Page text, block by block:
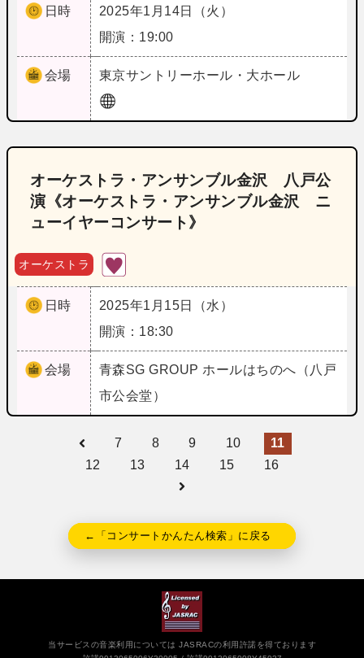
日時
2025年1月14日（火）
開演：19:00
会場 東京サントリーホール・大ホール
オーケストラ・アンサンブル金沢 八戸公
演《オーケストラ・アンサンブル金沢 ニ
ューイヤーコンサート》
オーケストラ
日時
2025年1月15日（水）
開演：18:30
会場 青森SG GROUP ホールはちのへ（八戸
市公会堂）
7 8 9 10
11
12
13 14 15 16
←「コンサートかんたん検索」に戻る
当サービスの音楽利用については JASRACの利用許諾を得ております